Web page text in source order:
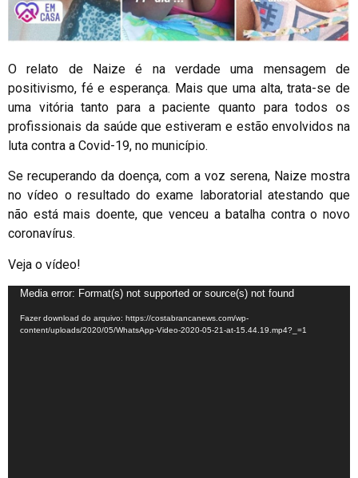
O relato de Naize é na verdade uma mensagem de
positivismo, fé e esperança. Mais que uma alta, trata-se de
uma vitória tanto para a paciente quanto para todos os
profissionais da saúde que estiveram e estão envolvidos na
luta contra a Covid-19, no município.
Se recuperando da doença, com a voz serena, Naize mostra
no vídeo o resultado do exame laboratorial atestando que
não está mais doente, que venceu a batalha contra o novo
coronavírus.
Veja o vídeo!
Tocador
de
vídeo
Media error: Format(s) not supported or source(s) not found
Fazer download do arquivo: https://costabrancanews.com/wp-
content/uploads/2020/05/WhatsApp-Video-2020-05-21-at-15.44.19.mp4?_=1